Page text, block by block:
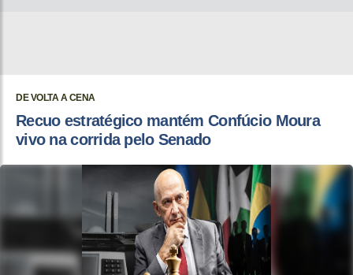
DE VOLTA A CENA
Recuo estratégico mantém Confúcio Moura
vivo na corrida pelo Senado